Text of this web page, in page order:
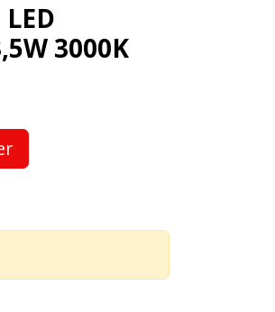
3000K